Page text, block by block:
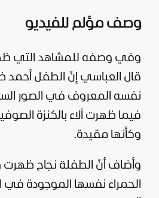
وصف مؤلم للفيديو
وفي وصفه للمشاهد التي
قال العباسي إنّ الطفل أحمد
نفسه المعروف في الصور
فيما ظهرت آلاء بالكنزة
وكأنها مقيدة.
وأضاف أنّ الطفلة نجاح ظهرت
الحمراء نفسها الموجودة في